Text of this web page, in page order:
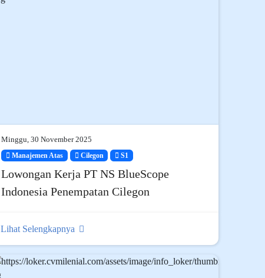
Minggu, 30 November 2025
Manajemen Atas Cilegon S1
Lowongan Kerja PT NS BlueScope
Indonesia Penempatan Cilegon
Lihat Selengkapnya